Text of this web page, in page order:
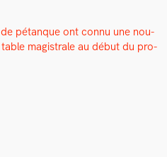
pétanque ont con­nu une nou­
magis­trale au début du pro­